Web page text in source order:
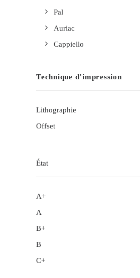
Pal
Auriac
Cappiello
Technique d’impression
Lithographie
Offset
État
A+
A
B+
B
C+